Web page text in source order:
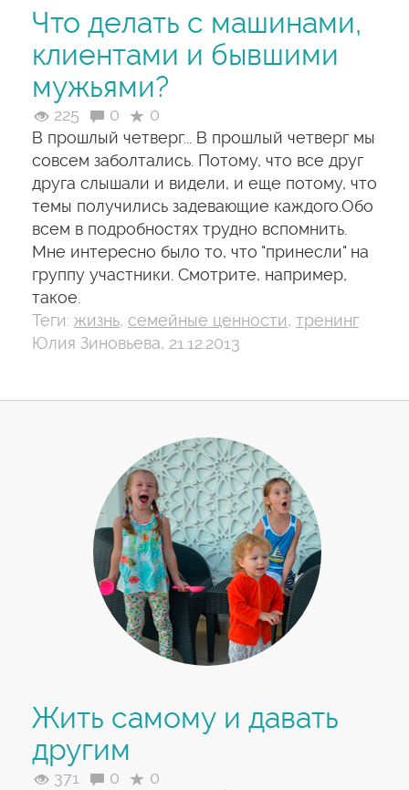
Что делать с машинами,
клиентами и бывшими
мужьями?
225 0
0
В прошлый четверг... В прошлый четверг мы
совсем заболтались. Потому, что все друг
друга слышали и видели, и еще потому, что
темы получились задевающие каждого.Обо
всем в подробностях трудно вспомнить.
Мне интересно было то, что "принесли" на
группу участники. Смотрите, например,
такое.
Теги: жизнь, семейные ценности, тренинг
Юлия Зиновьева, 21.12.2013
Жить самому и давать
другим
371 0
0